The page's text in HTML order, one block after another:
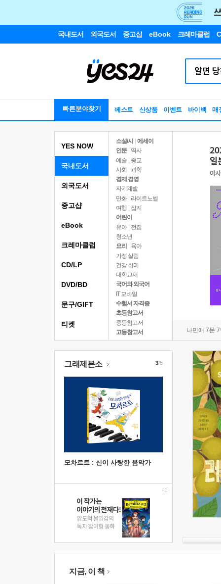
국내도서 외국도서 중고샵 eBook 크레마클럽
빠른분야찾기 베스트 신상품 이벤트 바이백 매
YES NOW
국내도서
소설/시
에세이
인문
역사
예술 | 종교
사회 | 과학
경제 경영
자기계발
만화 | 라이트노벨
여행
잡지
어린이
유아 | 전집
청소년
요리
육아
가정 살림
건강 취미
대학교재
국어와 외국어
IT 모바일
수험서 자격증
초등참고서
중등참고서
고등참고서
나민애 7문
외국도서
중고샵
eBook
크레마클럽
CD/LP
DVD/BD
문구/GIFT
티켓
그래제본소
모차르트 : 신이 사랑한 음악가
3/5
지금, 이 책